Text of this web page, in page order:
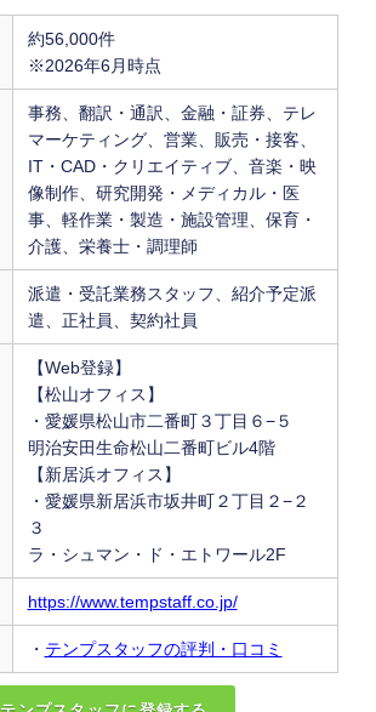
約56,000件
※2026年6月時点
事務、翻訳・通訳、金融・証券、テレ
マーケティング、営業、販売・接客、
IT・CAD・クリエイティブ、音楽・映
像制作、研究開発・メディカル・医
事、軽作業・製造・施設管理、保育・
介護、栄養士・調理師
派遣・受託業務スタッフ、紹介予定派
遣、正社員、契約社員
【Web登録】
【松山オフィス】
・愛媛県松山市二番町３丁目６−５
明治安田生命松山二番町ビル4階
【新居浜オフィス】
・愛媛県新居浜市坂井町２丁目２−２
３
ラ・シュマン・ド・エトワール2F
https://www.tempstaff.co.jp/
・ テンプスタッフの評判・口コミ
テンプスタッフに登録する